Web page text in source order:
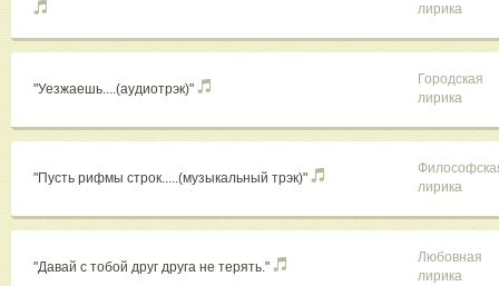
лирика
"Уезжаешь....(аудиотрэк)"
Городская
лирика
"Пусть рифмы строк.....(музыкальный трэк)"
лирика
"Давай с тобой друг друга не терять."
Любовная
лирика